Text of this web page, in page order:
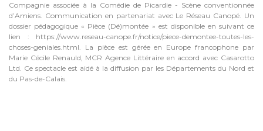
Compagnie associée à la Comédie de Picardie - Scène conventionnée
d’Amiens. Communication en partenariat avec Le Réseau Canopé. Un
dossier pédagogique « Pièce (Dé)montée » est disponible en suivant ce
lien : https://www.reseau-canope.fr/notice/piece-demontee-toutes-les-
choses-geniales.html. La pièce est gérée en Europe francophone par
Marie Cécile Renauld, MCR Agence Littéraire en accord avec Casarotto
Ltd. Ce spectacle est aidé à la diffusion par les Départements du Nord et
du Pas-de-Calais.